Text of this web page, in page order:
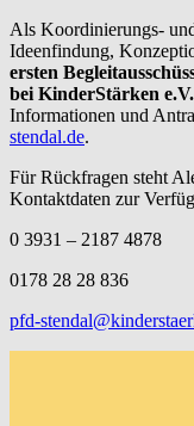
Als Koordinierungs-
Ideenfindung,
ersten
bei KinderStärken
Informationen und
stendal.de.
Für Rückfragen steht
Kontaktdaten zur
0 3931 – 2187 4878
0178 28 28 836
pfd-